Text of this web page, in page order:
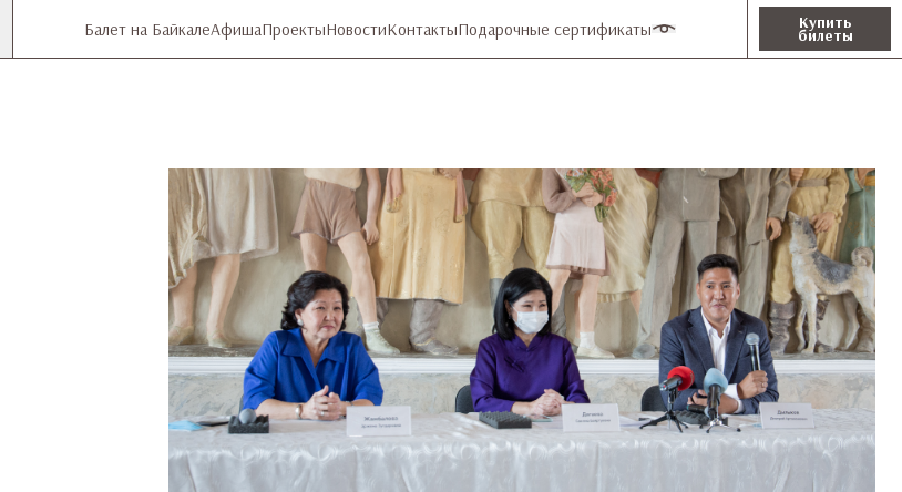
Балет на БайкалеАфишаПроектыНовостиКонтактыПодарочные сертификаты Купить
билеты